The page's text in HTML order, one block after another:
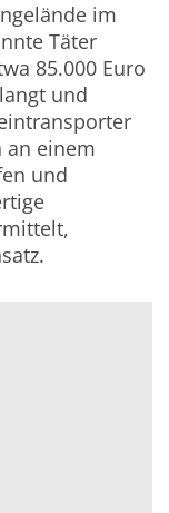
im
Täter
85.000 Euro
und
an einem
und